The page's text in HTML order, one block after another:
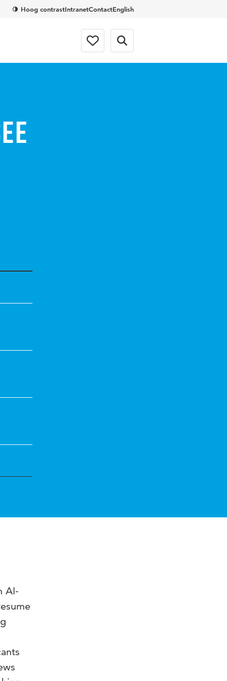
Hoog contrastIntranetContactEnglish
AI-